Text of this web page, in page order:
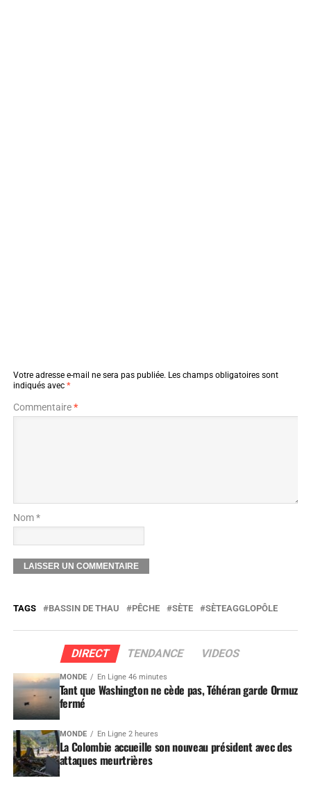
Votre adresse e-mail ne sera pas publiée. Les champs obligatoires sont
indiqués avec *
Commentaire*
Nom *
TAGS BASSIN DE THAU PÊCHE SÈTE SÈTEAGGLOPÔLE
DIRECT TENDANCE VIDEOS
MONDE En Ligne 46 minutes
Tant que Washington ne cède pas, Téhéran garde Ormuz
fermé
MONDE En Ligne 2 heures
La Colombie accueille son nouveau président avec des
attaques meurtrières